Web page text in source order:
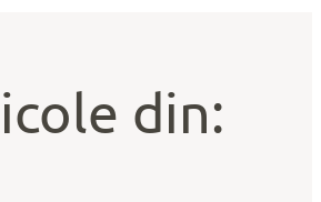
din: